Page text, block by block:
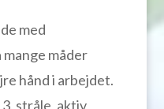
med
måder
hånd i arbejdet.
stråle, aktiv